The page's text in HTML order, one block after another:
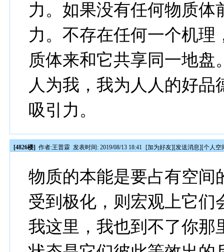
力。如果没有任何物质
力。不存在任何一个机
质体来和它共享同一地
人为我，我为人人的好
吸引力。
[4826楼] 作者:王普霖 发表时间: 2019/08/13 18:41 [加为好友][发送消息][个人空
物质的本能是要占有空间
受到极化，则宏观上它们
我这里，我也到不了你那